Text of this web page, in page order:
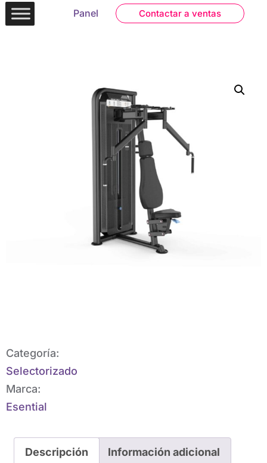
Panel Contactar a ventas
Categoría:
Selectorizado
Marca:
Esential
Descripción Información adicional